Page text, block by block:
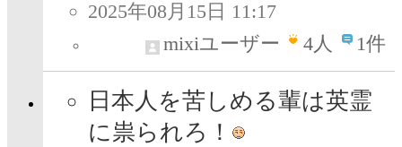
2025年08月15日 11:17
mixiユーザー
4人 1件
日本人を苦しめる輩は英霊
に祟られろ！